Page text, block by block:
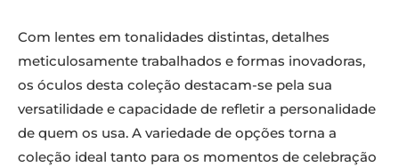
Com lentes em tonalidades distintas, detalhes
meticulosamente trabalhados e formas inovadoras,
os óculos desta coleção destacam-se pela sua
versatilidade e capacidade de refletir a personalidade
de quem os usa. A variedade de opções torna a
coleção ideal tanto para os momentos de celebração